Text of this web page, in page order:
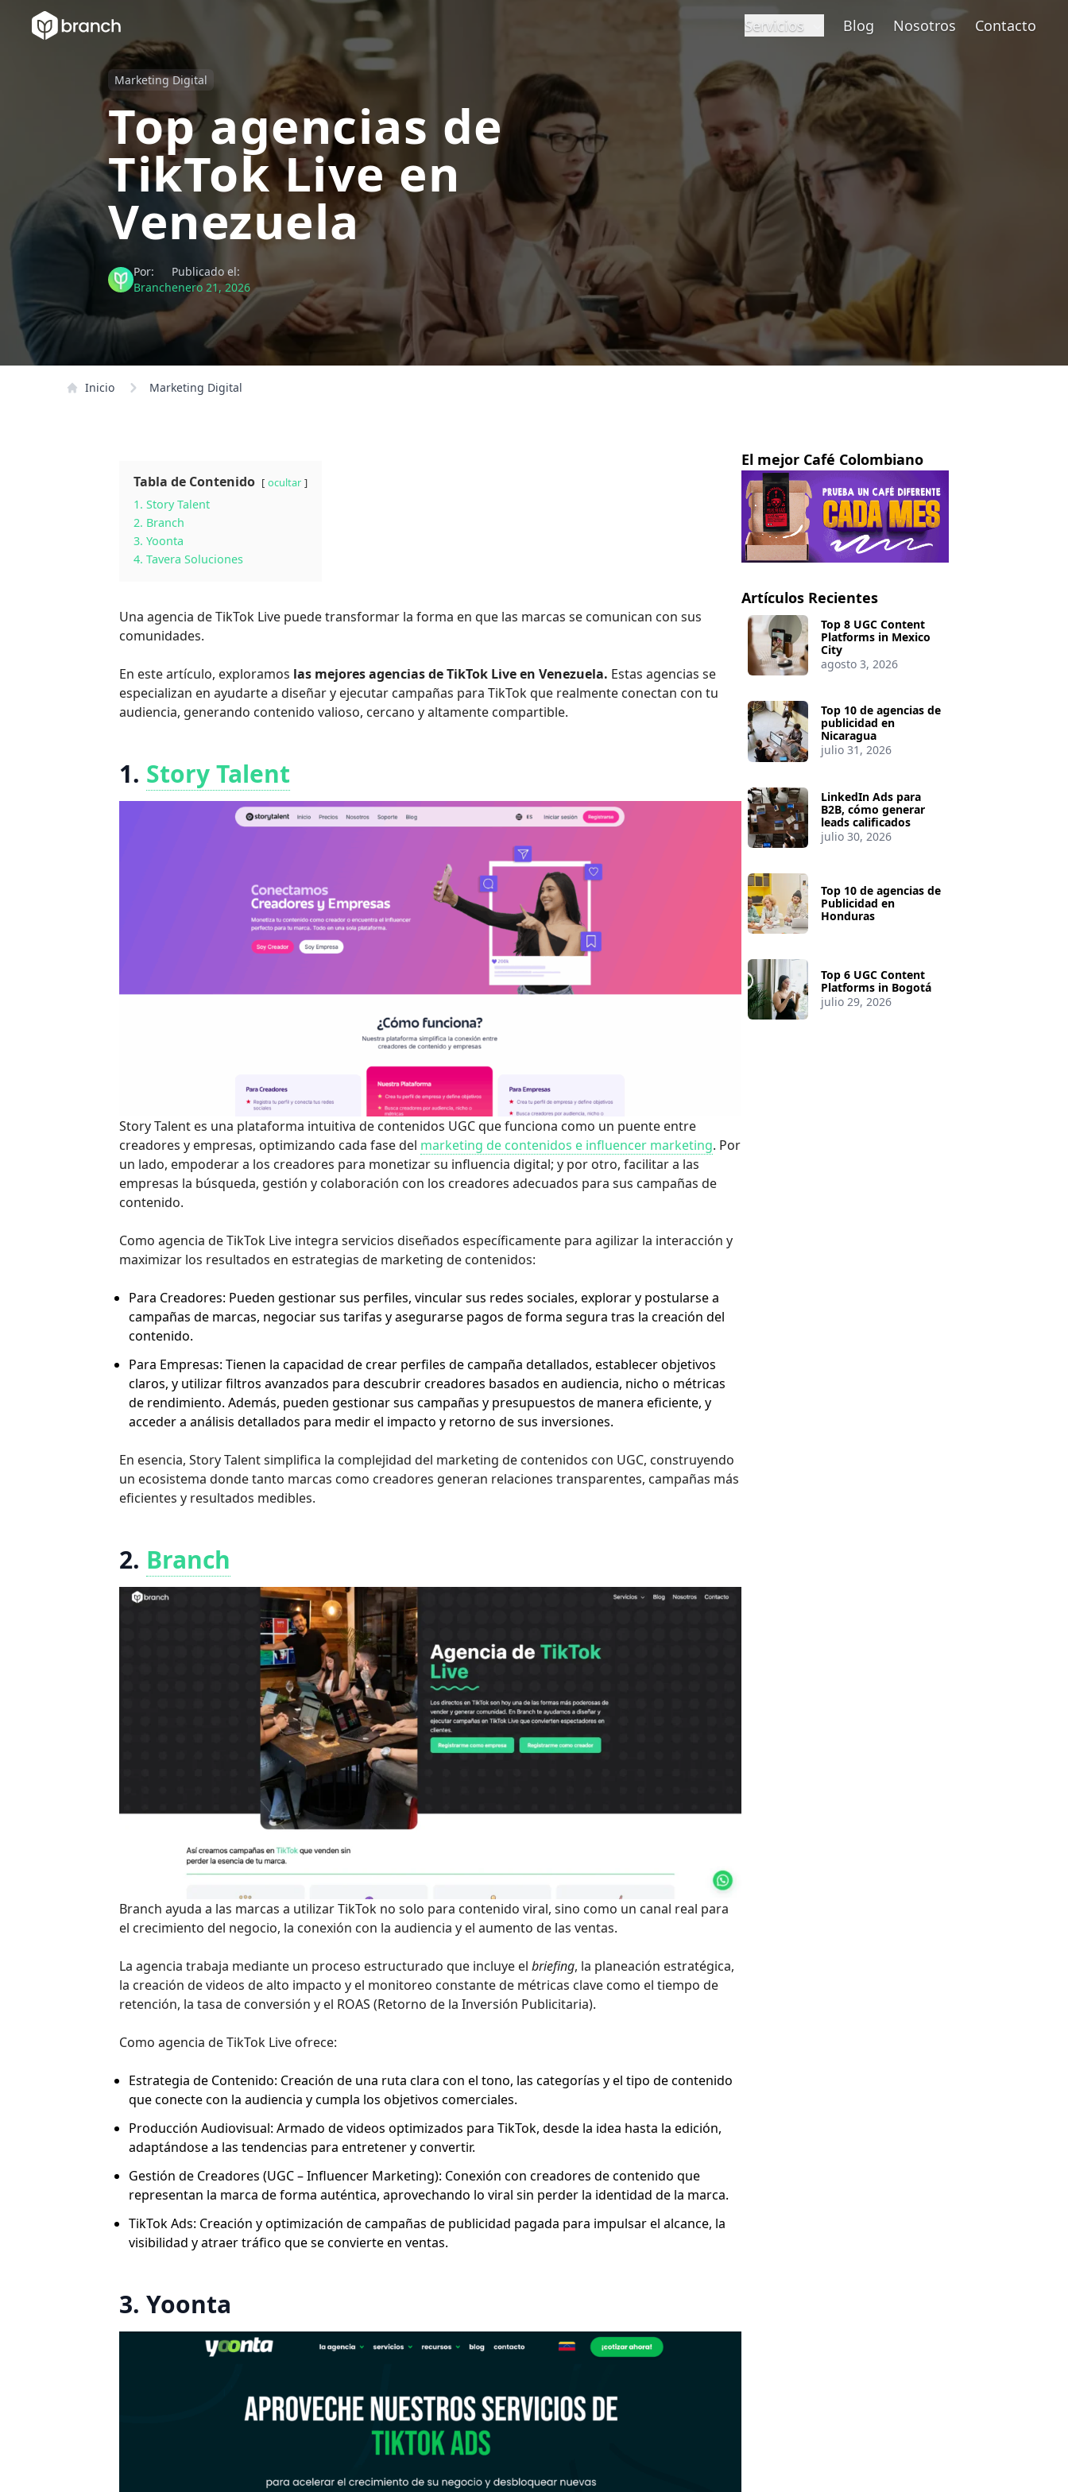
Servicios Blog Nosotros Contacto
Marketing Digital
Top agencias de
TikTok Live en
Venezuela
Por:
Branch
Publicado el:
enero 21, 2026
Inicio Marketing Digital
Tabla de Contenido ocultar
1. Story Talent
2. Branch
3. Yoonta
4. Tavera Soluciones
Una agencia de TikTok Live puede transformar la forma en que las marcas se comunican con sus
comunidades.
En este artículo, exploramos las mejores agencias deTikTok Live en Venezuela. Estas agencias se
especializan en ayudarte a diseñar y ejecutar campañas para TikTok que realmente conectan con tu
audiencia, generando contenido valioso, cercano y altamente compartible.
1. Story Talent
Story Talent es una plataforma intuitiva de contenidos UGC que funciona como un puente entre
creadores y empresas, optimizando cada fase del marketing de contenidos e influencer marketing. Por
un lado, empoderar a los creadores para monetizar su influencia digital; y por otro, facilitar a las
empresas la búsqueda, gestión y colaboración con los creadores adecuados para sus campañas de
contenido.
Como agencia de TikTok Live integra servicios diseñados específicamente para agilizar la interacción y
maximizar los resultados en estrategias de marketing de contenidos:
Para Creadores: Pueden gestionar sus perfiles, vincular sus redes sociales, explorar y postularse a
campañas de marcas, negociar sus tarifas y asegurarse pagos de forma segura tras la creación del
contenido.
Para Empresas: Tienen la capacidad de crear perfiles de campaña detallados, establecer objetivos
claros, y utilizar filtros avanzados para descubrir creadores basados en audiencia, nicho o métricas
de rendimiento. Además, pueden gestionar sus campañas y presupuestos de manera eficiente, y
acceder a análisis detallados para medir el impacto y retorno de sus inversiones.
En esencia, Story Talent simplifica la complejidad del marketing de contenidos con UGC, construyendo
un ecosistema donde tanto marcas como creadores generan relaciones transparentes, campañas más
eficientes y resultados medibles.
2. Branch
Branch ayuda a las marcas a utilizar TikTok no solo para contenido viral, sino como un canal real para
el crecimiento del negocio, la conexión con la audiencia y el aumento de las ventas.
La agencia trabaja mediante un proceso estructurado que incluye elbriefing, la planeación estratégica,
la creación de videos de alto impacto y el monitoreo constante de métricas clave como el tiempo de
retención, la tasa de conversión y el ROAS (Retorno de la Inversión Publicitaria).
Como agencia de TikTok Live ofrece:
Estrategia de Contenido: Creación de una ruta clara con el tono, las categorías y el tipo de contenido
que conecte con la audiencia y cumpla los objetivos comerciales.
Producción Audiovisual: Armado de videos optimizados para TikTok, desde la idea hasta la edición,
adaptándose a las tendencias para entretener y convertir.
Gestión de Creadores (UGC – Influencer Marketing): Conexión con creadores de contenido que
representan la marca de forma auténtica, aprovechando lo viral sin perder la identidad de la marca.
TikTok Ads: Creación y optimización de campañas de publicidad pagada para impulsar el alcance, la
visibilidad y atraer tráfico que se convierte en ventas.
3. Yoonta
El mejor Café Colombiano
Artículos Recientes
Top 8 UGC Content
Platforms in Mexico
City
agosto 3, 2026
Top 10 de agencias de
publicidad en
Nicaragua
julio 31, 2026
LinkedIn Ads para
B2B, cómo generar
leads calificados
julio 30, 2026
Top 10 de agencias de
Publicidad en
Honduras
Top 6 UGC Content
Platforms in Bogotá
julio 29, 2026